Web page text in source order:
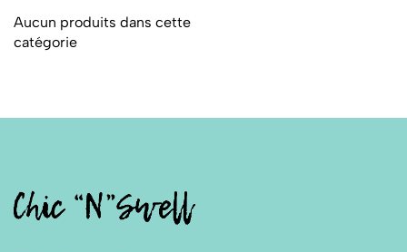
Aucun produits dans cette
catégorie